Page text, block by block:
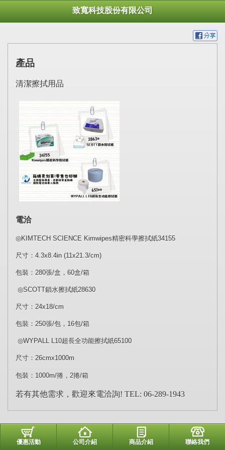
致寬科技股份有限公司
產品
清潔擦拭用品
電洽
◎KIMTECH SCIENCE Kimwipes精密科學擦拭紙34155
尺寸： 4.3x8.4in (11x21.3/cm)
包裝： 280張/盒， 60盒/箱
◎SCOTT鎖水擦拭紙28630
尺寸： 24x18/cm
包裝： 250張/包， 16包/箱
◎WYPALL L10超長全功能擦拭紙65100
尺寸： 26cmx1000m
包裝： 1000m/捲， 2捲/箱
若有其他需求，歡迎來電洽詢! TEL: 06-289-1943
優惠活動 公司介紹 商品介紹 聯絡我們